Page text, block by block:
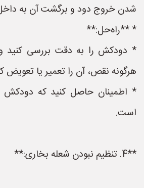
شدن خروج دود و برگشت آن به
* **راه‌حل:**
* دودکش را به دقت بررسی کنید
هرگونه نقص، آن را تعمیر یا تعویض
* اطمینان حاصل کنید که دودکش
است.
**4. تنظیم نبودن شعله بخاری:**